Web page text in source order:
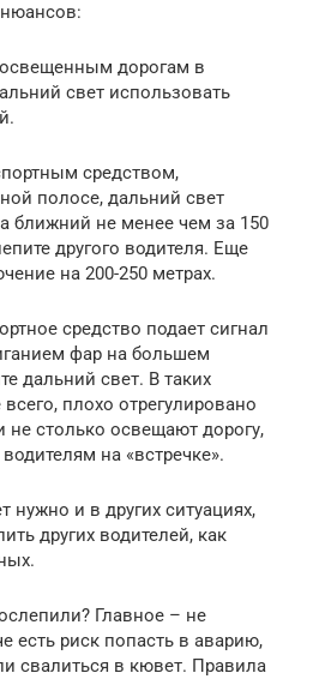
дорогам в
свет использовать
средством,
полосе, дальний свет
ближний не менее чем за 150
другого водителя. Еще
на 200-250 метрах.
средство подает сигнал
фар на большем
дальний свет. В таких
плохо отрегулировано
не столько освещают дорогу,
на «встречке».
нужно и в других ситуациях,
других водителей, как
Главное – не
есть риск попасть в аварию,
свалиться в кювет. Правила